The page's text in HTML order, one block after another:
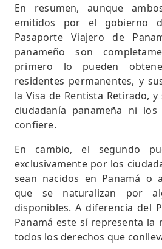
En resumen, aunque
emitidos por el gobierno
Pasaporte Viajero de
panameño son
primero lo pueden
residentes permanentes, y
la Visa de Rentista Retirado,
ciudadanía panameña ni
confiere.
En cambio, el segundo
exclusivamente por los
sean nacidos en Panamá o
que se naturalizan por
disponibles. A diferencia del
Panamá este sí representa la
todos los derechos que